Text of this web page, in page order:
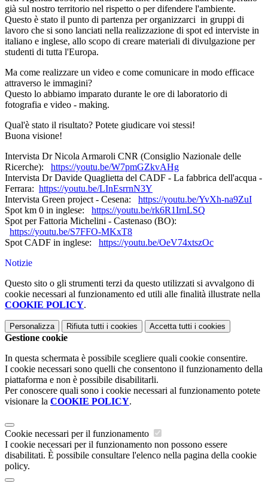
già sul nostro territorio nel rispetto o per difendere l'ambiente.
Questo è stato il punto di partenza per organizzarci in gruppi di
lavoro che si sono lanciati nella realizzazione di spot ed interviste in
italiano e inglese, allo scopo di creare materiali di divulgazione per
studenti di tutta l'Europa.
Ma come realizzare un video e come comunicare in modo efficace
attraverso le immagini?
Questo lo abbiamo imparato durante le ore di laboratorio di
fotografia e video - making.
Qual'è stato il risultato? Potete giudicare voi stessi!
Buona visione!
Intervista Dr Nicola Armaroli CNR (Consiglio Nazionale delle
Ricerche): https://youtu.be/W7pmGZkvAHg
Intervista Dr Davide Quaglietta del CADF - La fabbrica dell'acqua -
Ferrara: https://youtu.be/LInEsrrnN3Y
Intervista Green project - Cesena: https://youtu.be/YvXh-na9ZuI
Spot km 0 in inglese: https://youtu.be/rk6R1IrnLSQ
Spot per Fattoria Michelini - Castenaso (BO):
https://youtu.be/S7FFO-MKxT8
Spot CADF in inglese: https://youtu.be/OeV74xtszOc
Notizie
Questo sito o gli strumenti terzi da questo utilizzati si avvalgono di
cookie necessari al funzionamento ed utili alle finalità illustrate nella
COOKIE POLICY.
Personalizza Rifiuta tutti i cookies Accetta tutti i cookies
Gestione cookie
In questa schermata è possibile scegliere quali cookie consentire.
I cookie necessari sono quelli che consentono il funzionamento della
piattaforma e non è possibile disabilitarli.
Per conoscere quali sono i cookie necessari al funzionamento potete
visionare la COOKIE POLICY.
Cookie necessari per il funzionamento
I cookie necessari per il funzionamento non possono essere
disabilitati. È possibile consultare l'elenco nella pagina della cookie
policy.